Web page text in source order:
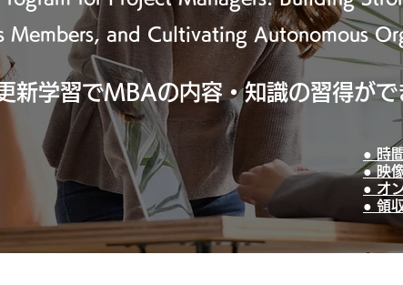
Members, and Cultivating Autonomous
新学習でMBAの内容・知識の習得がで
● 時
● 映
● オ
● 領